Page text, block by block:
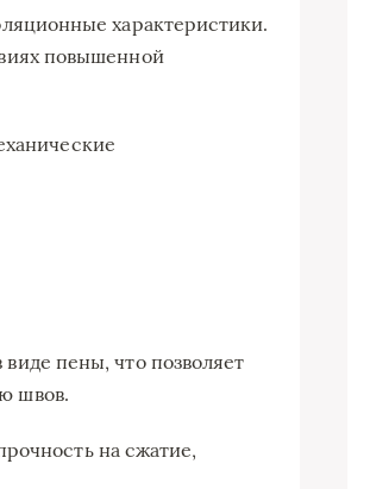
характеристики.
повышенной
пены, что позволяет
швов.
на сжатие,